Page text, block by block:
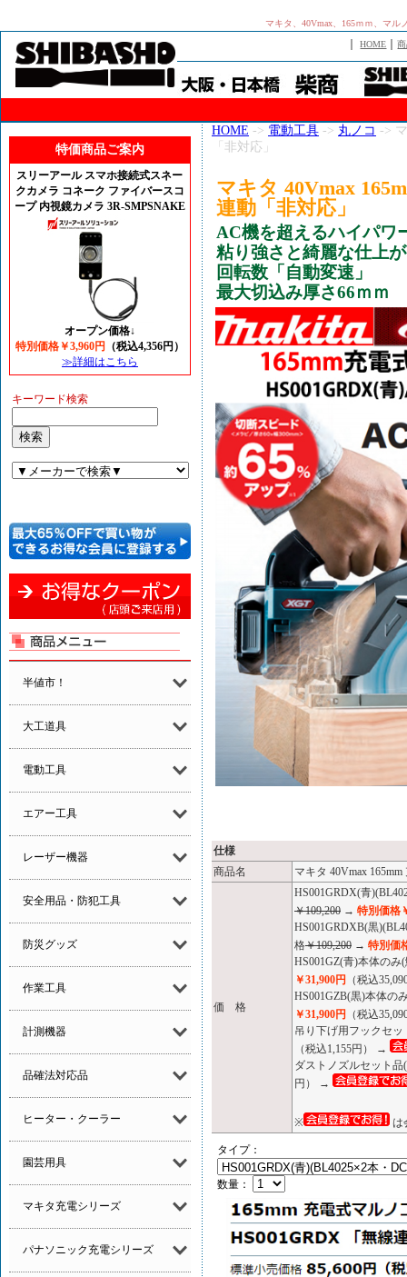
マキタ、40Vmax、165ｍｍ、マ
｜HOME ｜
特価商品ご案内
スリーアール スマホ接続式スネー
クカメラ コネーク ファイバースコ
ープ 内視鏡カメラ 3R-SMPSNAKE
オープン価格↓
特別価格￥3,960円
（税込4,356円）
≫詳細はこちら
キーワード検索
半値市！
大工道具
電動工具
エアー工具
レーザー機器
安全用品・防犯工具
防災グッズ
作業工具
計測機器
品確法対応品
ヒーター・クーラー
園芸用具
マキタ充電シリーズ
パナソニック充電シリーズ
HOME -> 電動工具 -> 丸ノコ ->
「非対応」
マキタ 40Vmax
連動「非対応」
AC機を超えるハイパワ
粘り強さと綺麗な仕上
回転数「自動変速」
最大切込み厚さ66ｍｍ
仕様
商品名
マキタ 40Vmax
価 格
HS001GRDX(青
￥109,200 → 特別価格
HS001GRDXB(黒
格￥109,200 → 特別価
HS001GZ(青)本体の
￥31,900円
（税込
HS001GZB(黒)本体の
￥31,900円
（税込
吊り下げ用フックセッ
（税込1,155円） →
ダストノズルセット品
円） →
※ は
タイプ：
数量：